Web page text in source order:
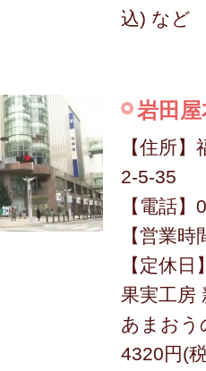
込) など
岩田
【住所
2-5-35
【電話
【営業
【定休日
果実工房
あまおう
4320円(